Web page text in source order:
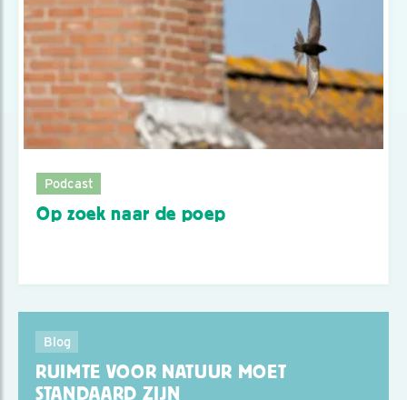
Podcast
Op zoek naar de poep
Blog
RUIMTE VOOR NATUUR MOET
STANDAARD ZIJN